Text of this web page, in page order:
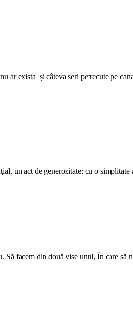
exista și câteva seri petrecute pe
un act de generozitate: cu o simplitate
facem din două vise unul, În care să